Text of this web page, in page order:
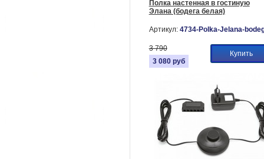
Полка настенная в гостиную
Элана (бодега белая)
Артикул: 4734-Polka-Jelana-
3 790
3 080 руб
Купить